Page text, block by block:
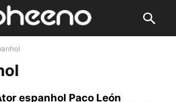
espanhol Paco León